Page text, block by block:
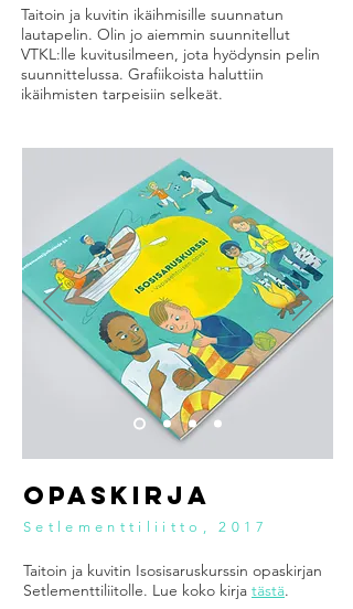
Taitoin ja kuvitin ikäihmisille suunnatun
lautapelin. Olin jo aiemmin suunnitellut
VTKL:lle kuvitusilmeen, jota hyödynsin pelin
suunnittelussa. Grafiikoista haluttiin
ikäihmisten tarpeisiin selkeät.
OPASKIRJA
Setlementtiliitto, 2017
Taitoin ja kuvitin Isosisaruskurssin opaskirjan
Setlementtiliitolle. Lue koko kirja tästä.